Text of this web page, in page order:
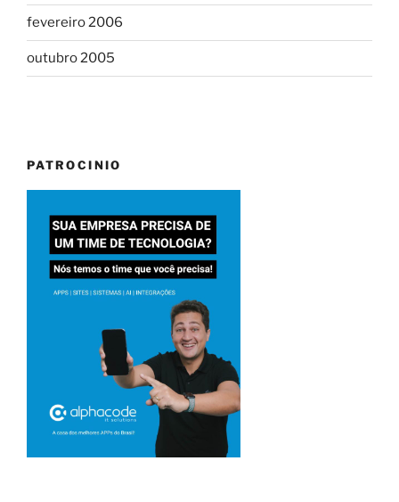
fevereiro 2006
outubro 2005
PATROCINIO